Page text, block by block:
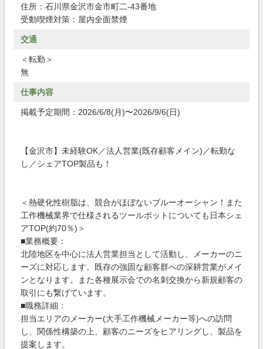
住所：石川県金沢市金市町二-43番地
受動喫煙対策：屋内全面禁煙
交通
＜転勤＞
無
仕事内容
掲載予定期間：2026/6/8(月)〜2026/9/6(日)
【金沢市】未経験OK／法人営業(既存顧客メイン)／転勤な
し／シェアTOP製品も！
＜熱硬化性樹脂は、競合がほぼないブルーオーシャン！また
工作機械業界で仕様されるツールポットについても日本シェ
アTOP(約70％)＞
■業務概要：
北陸地区を中心に法人営業担当として活動し、メーカーのニ
ーズに対応します。既存の強固な顧客群への深耕営業がメイ
ンとなります。また各種展示会での名刺交換から新規顧客の
取引にも繋げています。
■職務詳細：
担当エリアのメーカー(大手工作機械メーカー等)への訪問
し、関係性構築の上、顧客のニーズをヒアリングし、製品を
提案します。